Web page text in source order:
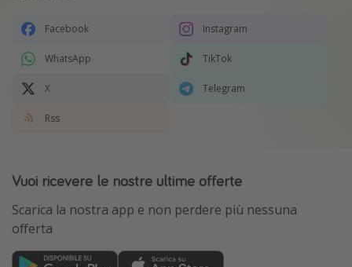
Facebook Instagram
WhatsApp TikTok
X Telegram
Rss
Vuoi ricevere le nostre ultime offerte
Scarica la nostra app e non perdere più nessuna
offerta